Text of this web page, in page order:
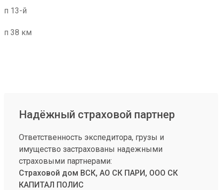
п 13-й
п 38 км
Надёжный страховой партнер
Ответственность экспедитора, грузы и
имущество застрахованы надежными
страховыми партнерами:
Страховой дом ВСК, АО СК ПАРИ, ООО СК
КАПИТАЛ ПОЛИС